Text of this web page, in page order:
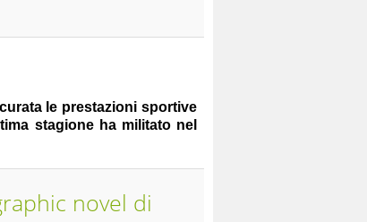
le prestazioni sportive
stagione ha militato nel
novel di